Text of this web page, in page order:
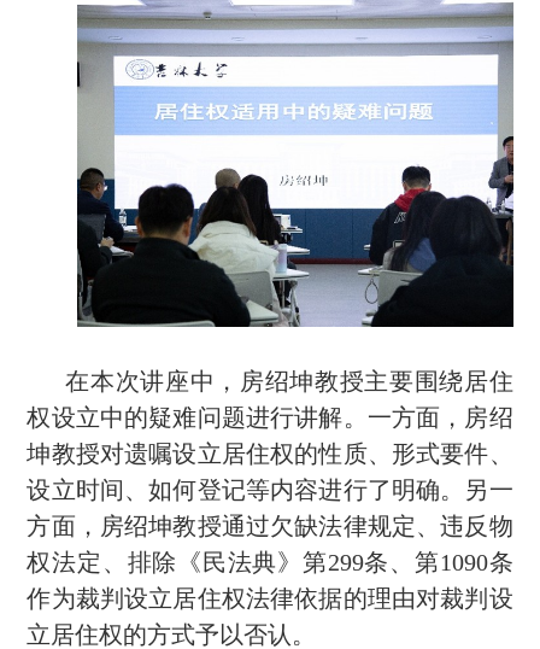
在本次讲座中，房绍坤教授主要围绕居住
权设立中的疑难问题进行讲解。一方面，房绍
坤教授对遗嘱设立居住权的性质、形式要件、
设立时间、如何登记等内容进行了明确。另一
方面，房绍坤教授通过欠缺法律规定、违反物
权法定、排除《民法典》第299条、第1090条
作为裁判设立居住权法律依据的理由对裁判设
立居住权的方式予以否认。